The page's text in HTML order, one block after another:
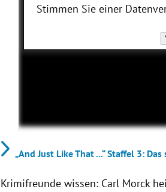
Stimmen Sie einer
„And Just Like That ...“ Staffel 3:
Krimifreunde wissen: Carl Morck